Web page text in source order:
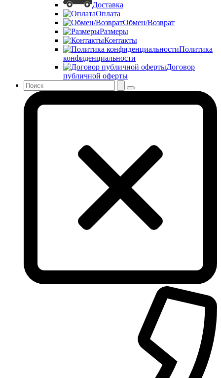
Доставка
Оплата
Обмен/Возврат
Размеры
Контакты
Политика
конфиденциальности
Договор
публичной оферты